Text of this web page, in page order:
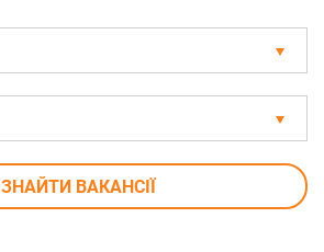
ЗНАЙТИ ВАКАНСІЇ